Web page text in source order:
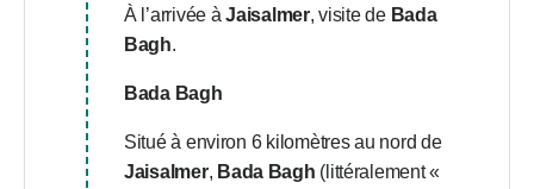
À l’arrivée àJaisalmer, visite de Bada
Bagh.
Bada Bagh
Situé à environ 6 kilomètres au nord de
Jaisalmer, Bada Bagh (littéralement «